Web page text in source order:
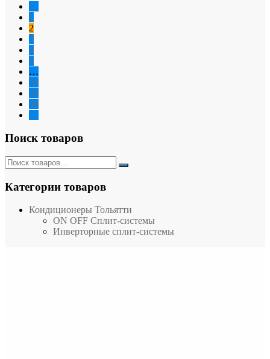
←
1
2
3
4
5
…
34
35
36
→
Поиск товаров
Категории товаров
Кондиционеры Тольятти
ON OFF Сплит-системы
Инверторные сплит-системы